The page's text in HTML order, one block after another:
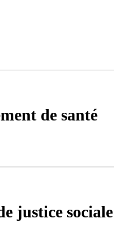
de santé
justice